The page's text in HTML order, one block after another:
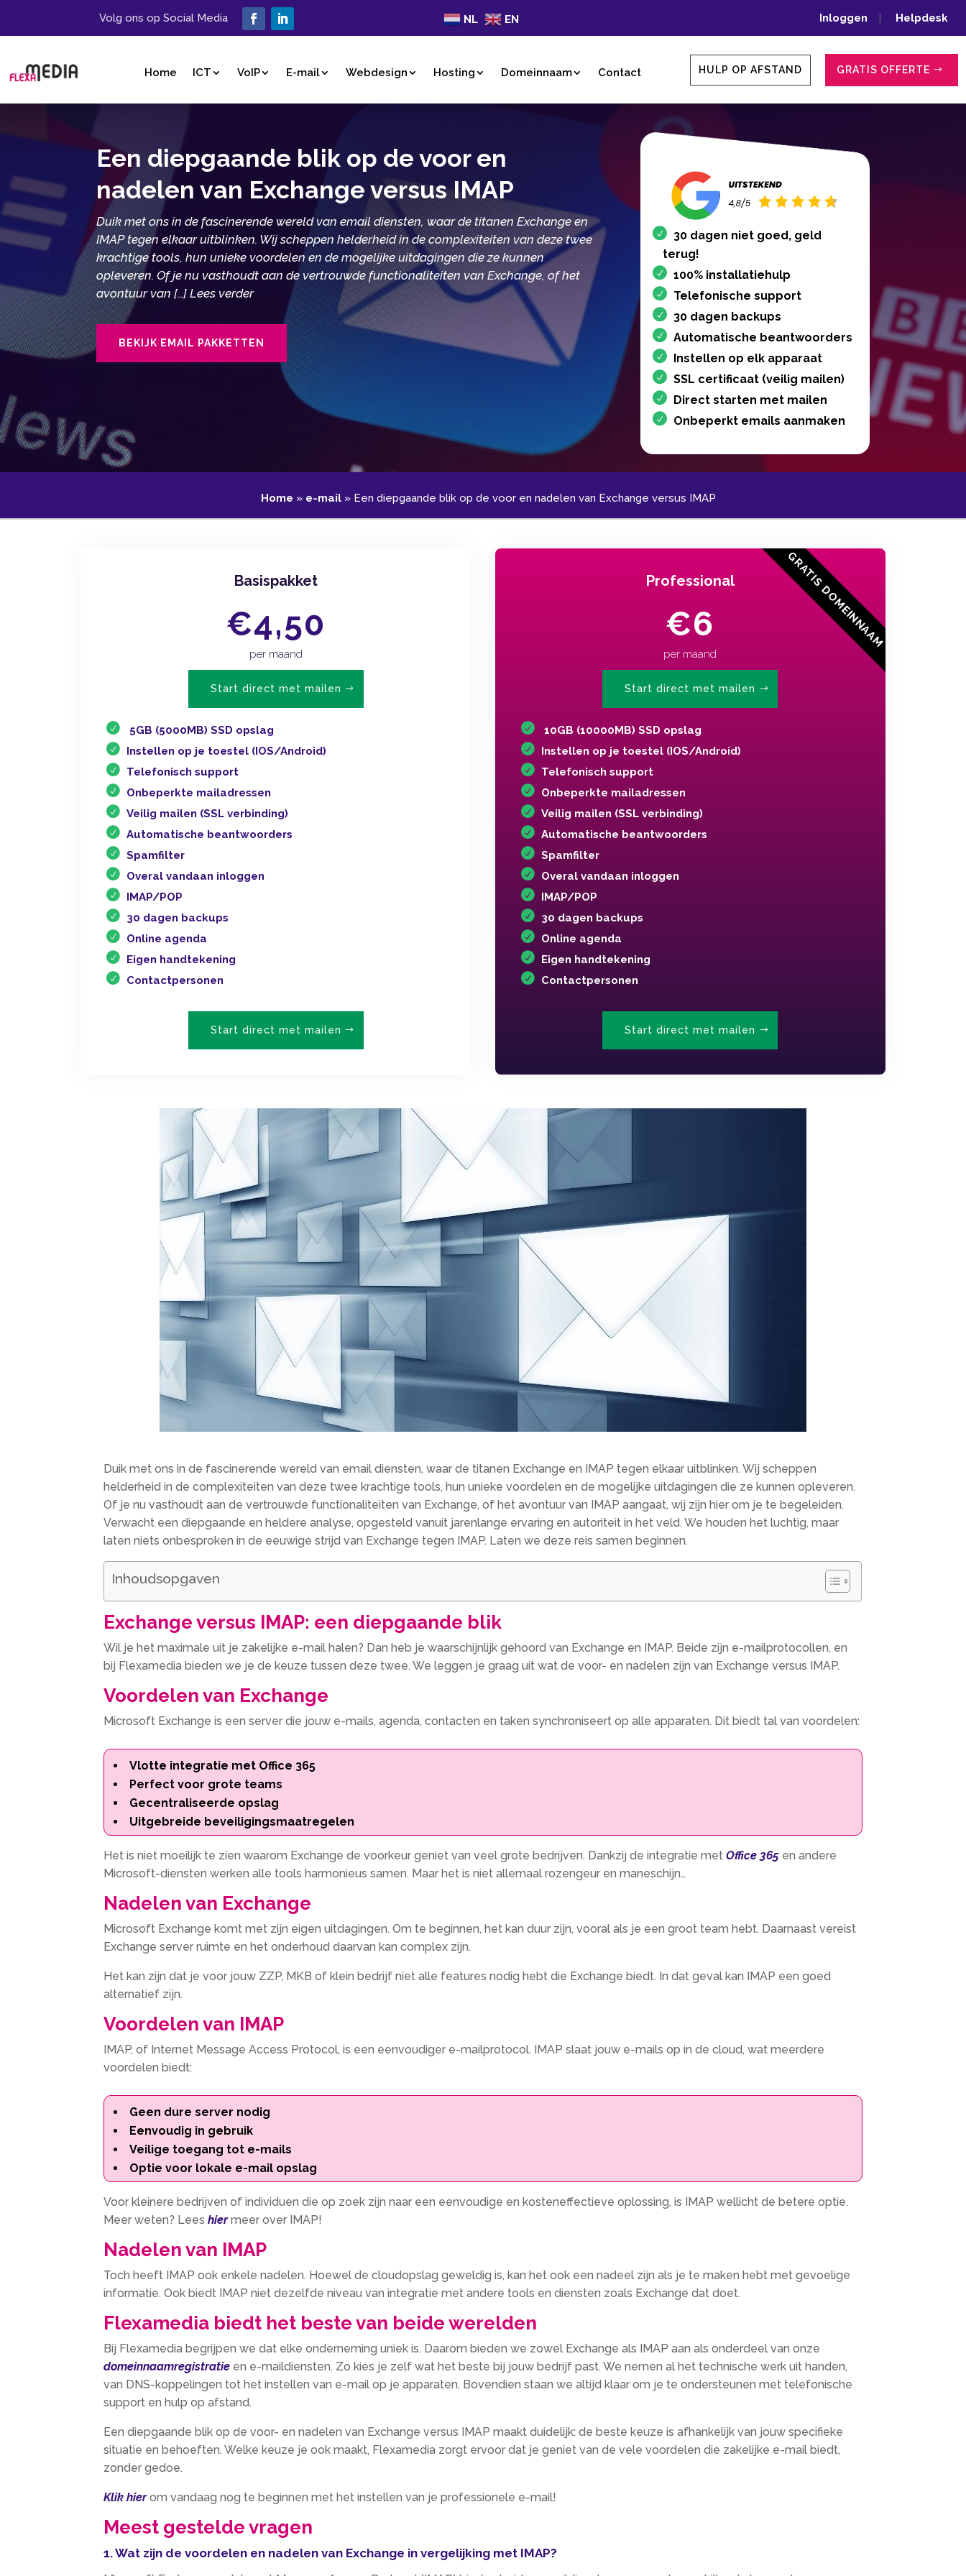
Volg ons op Social Media NL EN Inloggen | Helpdesk
Home ICT VoIP E-mail Webdesign Hosting Domeinnaam Contact HULP OP AFSTAND GRATIS OFFERTE
Een diepgaande blik op de voor en
nadelen van Exchange versus IMAP
Duik met ons in de fascinerende wereld van email diensten, waar de titanen Exchange en
IMAP tegen elkaar uitblinken. Wij scheppen helderheid in de complexiteiten van deze twee
krachtige tools, hun unieke voordelen en de mogelijke uitdagingen die ze kunnen
opleveren. Of je nu vasthoudt aan de vertrouwde functionaliteiten van Exchange, of het
avontuur van […] Lees verder
BEKIJK EMAIL PAKKETTEN
30 dagen niet goed, geld
terug!
100% installatiehulp
Telefonische support
30 dagen backups
Automatische beantwoorders
Instellen op elk apparaat
SSL certificaat (veilig mailen)
Direct starten met mailen
Onbeperkt emails aanmaken
Home » e-mail» Een diepgaande blik op de voor en nadelen van Exchange versus IMAP
Basispakket
€4,50
per maand
Start direct met mailen
5GB (5000MB) SSD opslag
Instellen op je toestel (IOS/Android)
Telefonisch support
Onbeperkte mailadressen
Veilig mailen (SSL verbinding)
Automatische beantwoorders
Spamfilter
Overal vandaan inloggen
IMAP/POP
30 dagen backups
Online agenda
Eigen handtekening
Contactpersonen
Start direct met mailen
Professional
€6
per maand
Start direct met mailen
10GB (10000MB) SSD opslag
Instellen op je toestel (IOS/Android)
Telefonisch support
Onbeperkte mailadressen
Veilig mailen (SSL verbinding)
Automatische beantwoorders
Spamfilter
Overal vandaan inloggen
IMAP/POP
30 dagen backups
Online agenda
Eigen handtekening
Contactpersonen
Start direct met mailen
Duik met ons in de fascinerende wereld van email diensten, waar de titanen Exchange en IMAP tegen elkaar uitblinken. Wij scheppen
helderheid in de complexiteiten van deze twee krachtige tools, hun unieke voordelen en de mogelijke uitdagingen die ze kunnen opleveren.
Of je nu vasthoudt aan de vertrouwde functionaliteiten van Exchange, of het avontuur van IMAP aangaat, wij zijn hier om je te begeleiden.
Verwacht een diepgaande en heldere analyse, opgesteld vanuit jarenlange ervaring en autoriteit in het veld. We houden het luchtig, maar
laten niets onbesproken in de eeuwige strijd van Exchange tegen IMAP. Laten we deze reis samen beginnen.
Inhoudsopgaven
Exchange versus IMAP: een diepgaande blik
Wil je het maximale uit je zakelijke e-mail halen? Dan heb je waarschijnlijk gehoord van Exchange en IMAP. Beide zijn e-mailprotocollen, en
bij Flexamedia bieden we je de keuze tussen deze twee. We leggen je graag uit wat de voor- en nadelen zijn van Exchange versus IMAP.
Voordelen van Exchange
Microsoft Exchange is een server die jouw e-mails, agenda, contacten en taken synchroniseert op alle apparaten. Dit biedt tal van voordelen:
Vlotte integratie met Office 365
Perfect voor grote teams
Gecentraliseerde opslag
Uitgebreide beveiligingsmaatregelen
Het is niet moeilijk te zien waarom Exchange de voorkeur geniet van veel grote bedrijven. Dankzij de integratie metOffice 365 en andere
Microsoft-diensten werken alle tools harmonieus samen. Maar het is niet allemaal rozengeur en maneschijn…
Nadelen van Exchange
Microsoft Exchange komt met zijn eigen uitdagingen. Om te beginnen, het kan duur zijn, vooral als je een groot team hebt. Daarnaast vereist
Exchange server ruimte en het onderhoud daarvan kan complex zijn.
Het kan zijn dat je voor jouw ZZP, MKB of klein bedrijf niet alle features nodig hebt die Exchange biedt. In dat geval kan IMAP een goed
alternatief zijn.
Voordelen van IMAP
IMAP, of Internet Message Access Protocol, is een eenvoudiger e-mailprotocol. IMAP slaat jouw e-mails op in de cloud, wat meerdere
voordelen biedt:
Geen dure server nodig
Eenvoudig in gebruik
Veilige toegang tot e-mails
Optie voor lokale e-mail opslag
Voor kleinere bedrijven of individuen die op zoek zijn naar een eenvoudige en kosteneffectieve oplossing, is IMAP wellicht de betere optie.
Meer weten? Leeshiermeer over IMAP!
Nadelen van IMAP
Toch heeft IMAP ook enkele nadelen. Hoewel de cloudopslag geweldig is, kan het ook een nadeel zijn als je te maken hebt met gevoelige
informatie. Ook biedt IMAP niet dezelfde niveau van integratie met andere tools en diensten zoals Exchange dat doet.
Flexamedia biedt het beste van beide werelden
Bij Flexamedia begrijpen we dat elke onderneming uniek is. Daarom bieden we zowel Exchange als IMAP aan als onderdeel van onze
domeinnaamregistratie en e-maildiensten. Zo kies je zelf wat het beste bij jouw bedrijf past. We nemen al het technische werk uit handen,
van DNS-koppelingen tot het instellen van e-mail op je apparaten. Bovendien staan we altijd klaar om je te ondersteunen met telefonische
support en hulp op afstand.
Een diepgaande blik op de voor- en nadelen van Exchange versus IMAP maakt duidelijk: de beste keuze is afhankelijk van jouw specifieke
situatie en behoeften. Welke keuze je ook maakt, Flexamedia zorgt ervoor dat je geniet van de vele voordelen die zakelijke e-mail biedt,
zonder gedoe.
Klik hierom vandaag nog te beginnen met het instellen van je professionele e-mail!
Meest gestelde vragen
1. Wat zijn de voordelen en nadelen van Exchange in vergelijking met IMAP?